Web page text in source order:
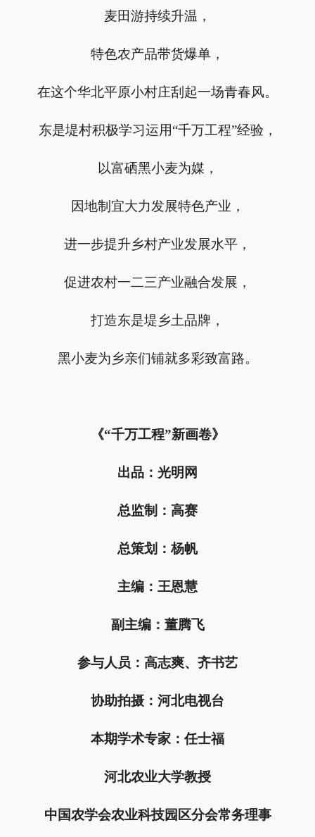
麦田游持续升温，
特色农产品带货爆单，
在这个华北平原小村庄刮起一场青春风。
东是堤村积极学习运用“千万工程”经验，
以富硒黑小麦为媒，
因地制宜大力发展特色产业，
进一步提升乡村产业发展水平，
促进农村一二三产业融合发展，
打造东是堤乡土品牌，
黑小麦为乡亲们铺就多彩致富路。
《“千万工程”新画卷》
出品：光明网
总监制：高赛
总策划：杨帆
主编：王恩慧
副主编：董腾飞
参与人员：高志爽、齐书艺
协助拍摄：河北电视台
本期学术专家：任士福
河北农业大学教授
中国农学会农业科技园区分会常务理事